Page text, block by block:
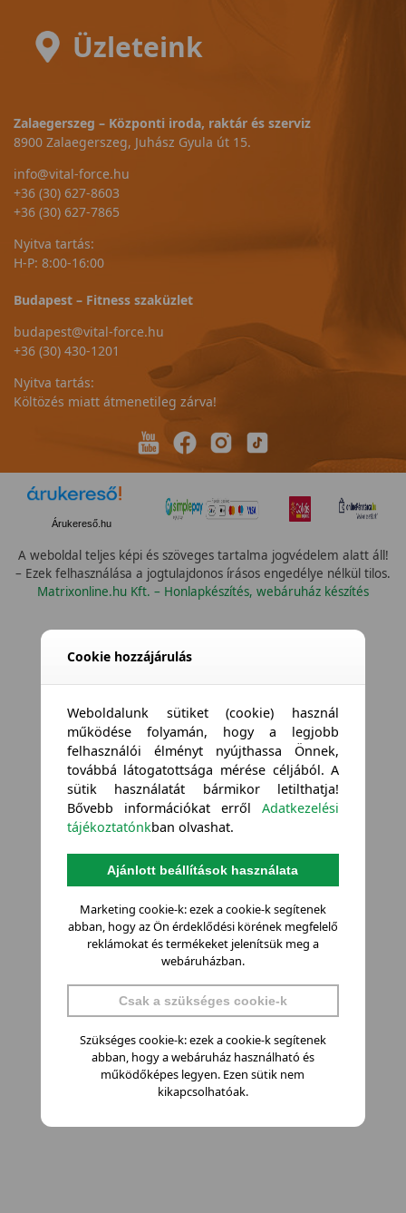
Üzleteink
Zalaegerszeg – Központi iroda, raktár és szerviz
8900 Zalaegerszeg, Juhász Gyula út 15.
info@vital-force.hu
+36 (30) 627-8603
+36 (30) 627-7865
Nyitva tartás:
H-P: 8:00-16:00
Budapest – Fitness szaküzlet
budapest@vital-force.hu
+36 (30) 430-1201
Nyitva tartás:
Költözés miatt átmenetileg zárva!
Árukereső.hu
A weboldal teljes képi és szöveges tartalma jogvédelem alatt áll!
– Ezek felhasználása a jogtulajdonos írásos engedélye nélkül tilos.
Matrixonline.hu Kft. – Honlapkészítés, webáruház készítés
Cookie hozzájárulás
Weboldalunk sütiket (cookie) használ
működése folyamán, hogy a legjobb
felhasználói élményt nyújthassa Önnek,
továbbá látogatottsága mérése céljából. A
sütik használatát bármikor letilthatja!
Bővebb információkat errőlAdatkezelési
tájékoztatónkban olvashat.
Ajánlott beállítások használata
Marketing cookie-k: ezek a cookie-k segítenek
abban, hogy az Ön érdeklődési körének megfelelő
reklámokat és termékeket jelenítsük meg a
webáruházban.
Csak a szükséges cookie-k
Szükséges cookie-k: ezek a cookie-k segítenek
abban, hogy a webáruház használható és
működőképes legyen. Ezen sütik nem
kikapcsolhatóak.